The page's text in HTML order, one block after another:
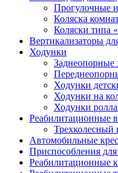
Прогулочные
Коляска
Коляски типа
Вертикализаторы
Ходунки
Заднеопорные
Ходунки
Ходунки на
Ходунки
Реабилитационные
Автомобильные
Приспособления
Реабилитационные